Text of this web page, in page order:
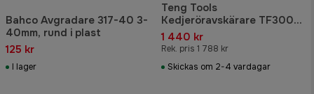
Bahco Avgradare 317-40 3-
40mm, rund i plast
125 kr
I lager
Teng Tools
Kedjeröravskärare TF300
19-83mm
1 440 kr
Rek. pris 1 788 kr
Skickas om 2-4 vardagar